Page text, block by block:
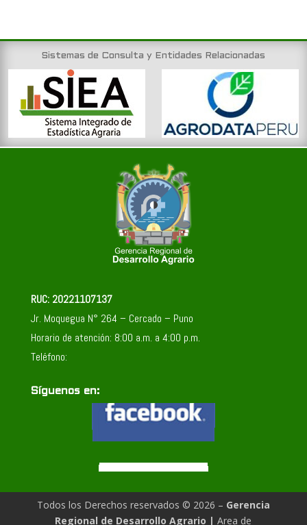
Sistemas de Consulta y Entidades Relacionadas
RUC: 20221107137
Jr. Moquegua N° 264 – Cercado – Puno
Horario de atención: 8:00 a.m. a 4:00 p.m.
Teléfono:
Síguenos en:
Todos los Derechos reservados © 2026 – Gerencia
Regional de Desarrollo Agrario | Area de